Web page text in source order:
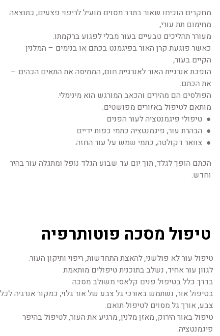
מחקרים הוכיחו שאור בתדר מסוים מועיל לריפוי פצעים, כתוצאה
מחימום תת עורי,
מעורר תהליכים טבעיים בעור מבלי לפגוע ברקמתו.
כאשר פוגעת קרן האור בפיגמנט בכתם או בנימים – ה מלנין
הקיים ב עור,
הופכת אנרגיית האור לאנרגיית חום, הממיסה את התאים הכהים –
את הכתם.
הפולסים הם מהירים והכאב המורגש הוא מינימלי.
מותאם לטיפול באזורים מפושטים.
טיפולי פיגמנטציה לעור הפנים
הבהרת עור, פיגמנטציה כתמי כפות ידיים
צוואר דקולטה, כתמי שמש על עור החזה.
הכתם הופך לגלד, תוך יום עד שבוע הגלד נופל ומתגלה עור בהיר
וחדש.
טיפול מסכה פוטותרפיה
טיפול עור לא פולשני, להאצת התחדשות, ריפוי ותיקון העור.
לגוון עור אחיד, נשלב בתוכנית טיפולים מותאמת
בדרך כלל בטיפול פנים קלאסי משולב מסכה
בטיפול אור, נשתמש באורכי גל צבע של אור גלוי, כמקור אנרגיה לכל
צבע, אורך גל מסוים לטיפול תואם.
טיפול באור הירוק, מאזן מלנין, מרגיע את העור, לטיפול בהיפר
פיגמנטציה.